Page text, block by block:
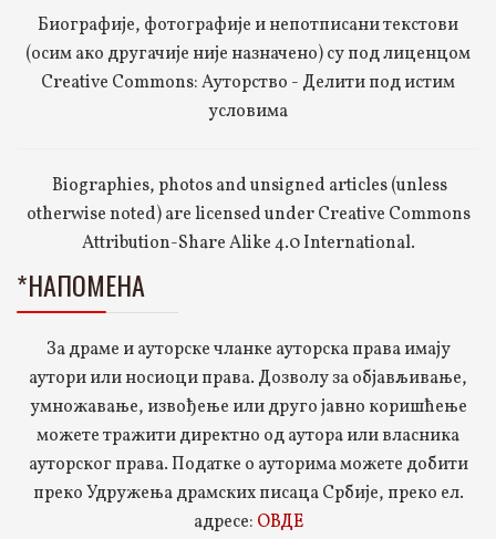
Биографије, фотографије и непотписани текстови
(осим ако другачије није назначено) су под лиценцом
Creative Commons: Ауторство - Делити под истим
условима
Biographies, photos and unsigned articles (unless
otherwise noted) are licensed under Creative Commons
Attribution-Share Alike 4.0 International.
*НАПОМЕНА
За драме и ауторске чланке ауторска права имају
аутори или носиоци права. Дозволу за објављивање,
умножавање, извођење или друго јавно коришћење
можете тражити директно од аутора или власника
ауторског права. Податке о ауторима можете добити
преко Удружења драмских писаца Србије, преко ел.
адресе: ОВДЕ